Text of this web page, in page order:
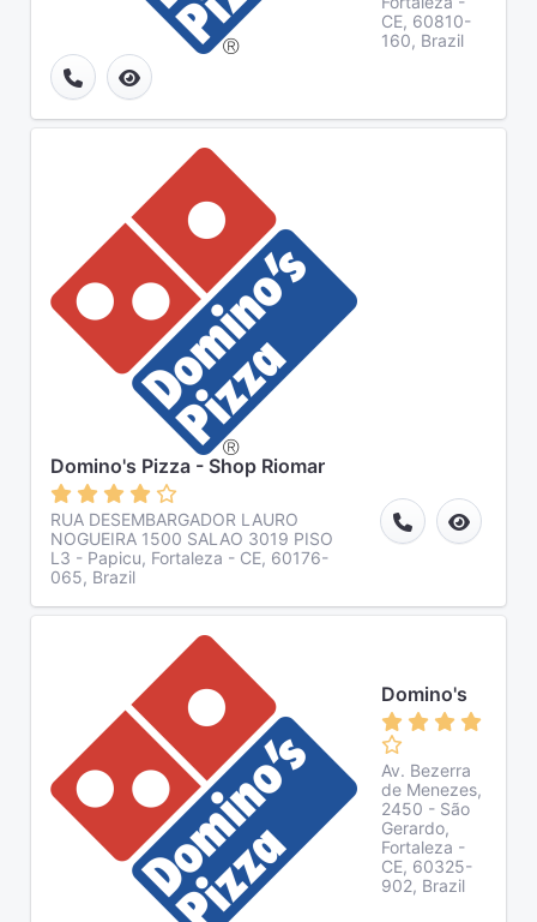
CE, 60810-
160, Brazil
Domino's Pizza - Shop Riomar
RUA DESEMBARGADOR LAURO
NOGUEIRA 1500 SALAO 3019 PISO
L3 - Papicu, Fortaleza - CE, 60176-
065, Brazil
Domino's
Av. Bezerra
de Menezes,
2450 - São
Gerardo,
Fortaleza -
CE, 60325-
902, Brazil